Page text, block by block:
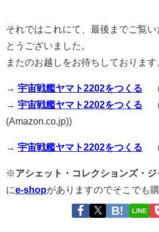
それではこれにて、最後までご覧
とうございました。
またのお越しをお待ちしております
→ 宇宙戦艦ヤマト2202をつくる （
→ 宇宙戦艦ヤマト2202をつくる
(Amazon.co.jp))
→ 宇宙戦艦ヤマト2202をつくる （
※アシェット・コレクションズ・ジ
にe-shopがありますのでそこでも
LINE